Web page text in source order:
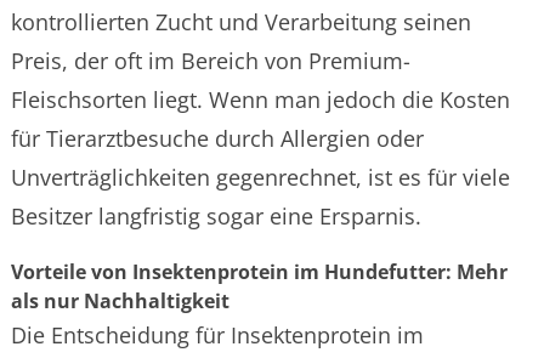
kontrollierten Zucht und Verarbeitung seinen
Preis, der oft im Bereich von Premium-
Fleischsorten liegt. Wenn man jedoch die Kosten
für Tierarztbesuche durch Allergien oder
Unverträglichkeiten gegenrechnet, ist es für viele
Besitzer langfristig sogar eine Ersparnis.
Vorteile von Insektenprotein im Hundefutter: Mehr
als nur Nachhaltigkeit
Die Entscheidung für Insektenprotein im